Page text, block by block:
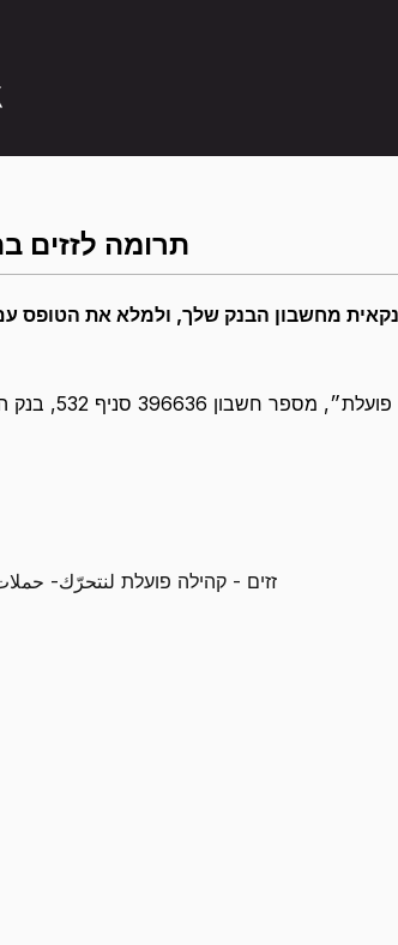
תרומה לזזים
מחשבון הבנק שלך, ולמלא את הטופס
סניף 532, בנק הפועלים (12).
זזים - קהילה פועלת لنتحرّك-